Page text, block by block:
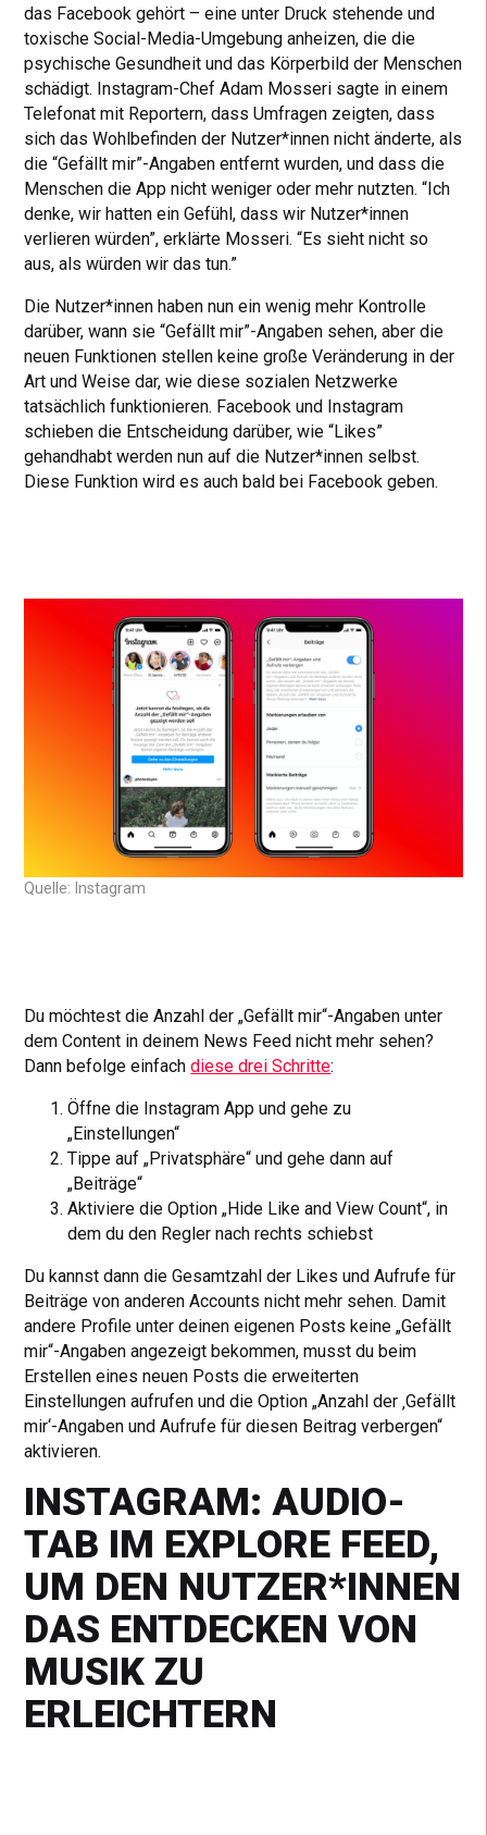
das Facebook gehört – eine unter Druck stehende und
toxische Social-Media-Umgebung anheizen, die die
psychische Gesundheit und das Körperbild der Menschen
schädigt. Instagram-Chef Adam Mosseri sagte in einem
Telefonat mit Reportern, dass Umfragen zeigten, dass
sich das Wohlbefinden der Nutzer*innen nicht änderte, als
die “Gefällt mir”-Angaben entfernt wurden, und dass die
Menschen die App nicht weniger oder mehr nutzten. “Ich
denke, wir hatten ein Gefühl, dass wir Nutzer*innen
verlieren würden”, erklärte Mosseri. “Es sieht nicht so
aus, als würden wir das tun.”
Die Nutzer*innen haben nun ein wenig mehr Kontrolle
darüber, wann sie “Gefällt mir”-Angaben sehen, aber die
neuen Funktionen stellen keine große Veränderung in der
Art und Weise dar, wie diese sozialen Netzwerke
tatsächlich funktionieren. Facebook und Instagram
schieben die Entscheidung darüber, wie “Likes”
gehandhabt werden nun auf die Nutzer*innen selbst.
Diese Funktion wird es auch bald bei Facebook geben.
Quelle: Instagram
Du möchtest die Anzahl der „Gefällt mir“-Angaben unter
dem Content in deinem News Feed nicht mehr sehen?
Dann befolge einfachdiese drei Schritte:
Öffne die Instagram App und gehe zu
„Einstellungen“
Tippe auf „Privatsphäre“ und gehe dann auf
„Beiträge“
Aktiviere die Option „Hide Like and View Count“, in
dem du den Regler nach rechts schiebst
Du kannst dann die Gesamtzahl der Likes und Aufrufe für
Beiträge von anderen Accounts nicht mehr sehen. Damit
andere Profile unter deinen eigenen Posts keine „Gefällt
mir“-Angaben angezeigt bekommen, musst du beim
Erstellen eines neuen Posts die erweiterten
Einstellungen aufrufen und die Option „Anzahl der ‚Gefällt
mir‘-Angaben und Aufrufe für diesen Beitrag verbergen“
aktivieren.
INSTAGRAM: AUDIO-
TAB IM EXPLORE FEED,
UM DEN NUTZER*INNEN
DAS ENTDECKEN VON
MUSIK ZU
ERLEICHTERN